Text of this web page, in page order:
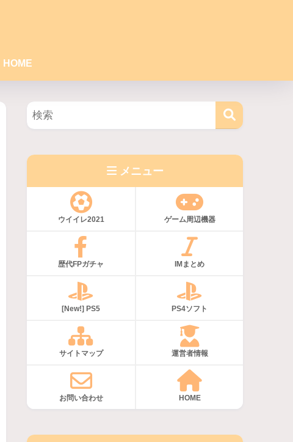
HOME
メニュー
ウイイレ2021 ゲーム周辺機器
歴代FPガチャ IMまとめ
[New!] PS5 PS4ソフト
サイトマップ 運営者情報
お問い合わせ HOME